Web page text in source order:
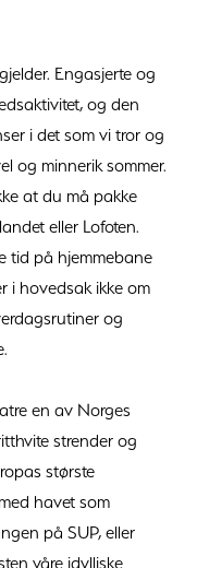
Engasjerte og
og den
i det som vi tror og
og minnerik sommer.
at du må pakke
eller Lofoten.
tid på hjemmebane
i hovedsak ikke om
og
en av Norges
strender og
største
havet som
på SUP, eller
våre idylliske